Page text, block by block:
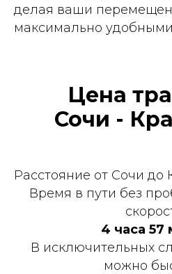
делая ваши
максимально
Цена
Сочи -
Расстояние от Сочи до
Время в пути без
4 часа 57
В исключительных
можно